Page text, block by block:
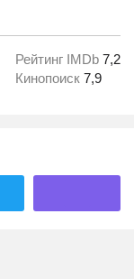
Рейтинг IMDb 7,2
Кинопоиск 7,9